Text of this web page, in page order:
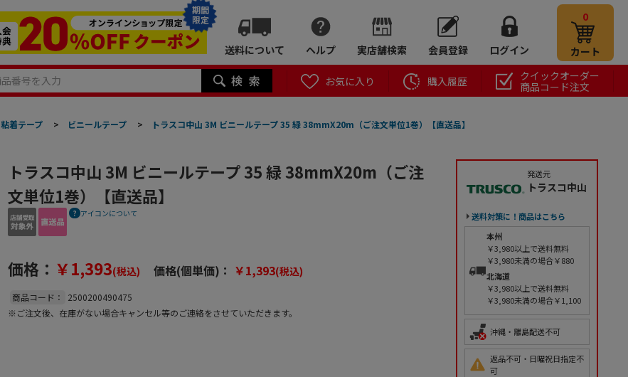
期間
限定
送料について ヘルプ 実店舗検索 会員登録 ログイン
0
カート
お気に入り 購入履歴
クイックオーダー
商品コード注文
粘着テープ > ビニールテープ > トラスコ中山 3M ビニールテープ 35 緑 38mmX20m（ご注文単位1巻）【直送品】
トラスコ中山 3M ビニールテープ 35 緑 38mmX20m（ご注
文単位1巻）【直送品】
アイコンについて
価格： ￥1,393(税込) 価格(個単価)： ￥1,393(税込)
商品コード：
2500200490475
※ご注文後、在庫がない場合キャンセル等のご連絡をさせていただきます。
発送元
トラスコ中山
送料対策に！商品はこちら
本州
￥3,980以上で送料無料
￥3,980未満の場合￥880
北海道
￥3,980以上で送料無料
￥3,980未満の場合￥1,100
沖縄・離島配送不可
返品不可・日曜祝日指定不
可